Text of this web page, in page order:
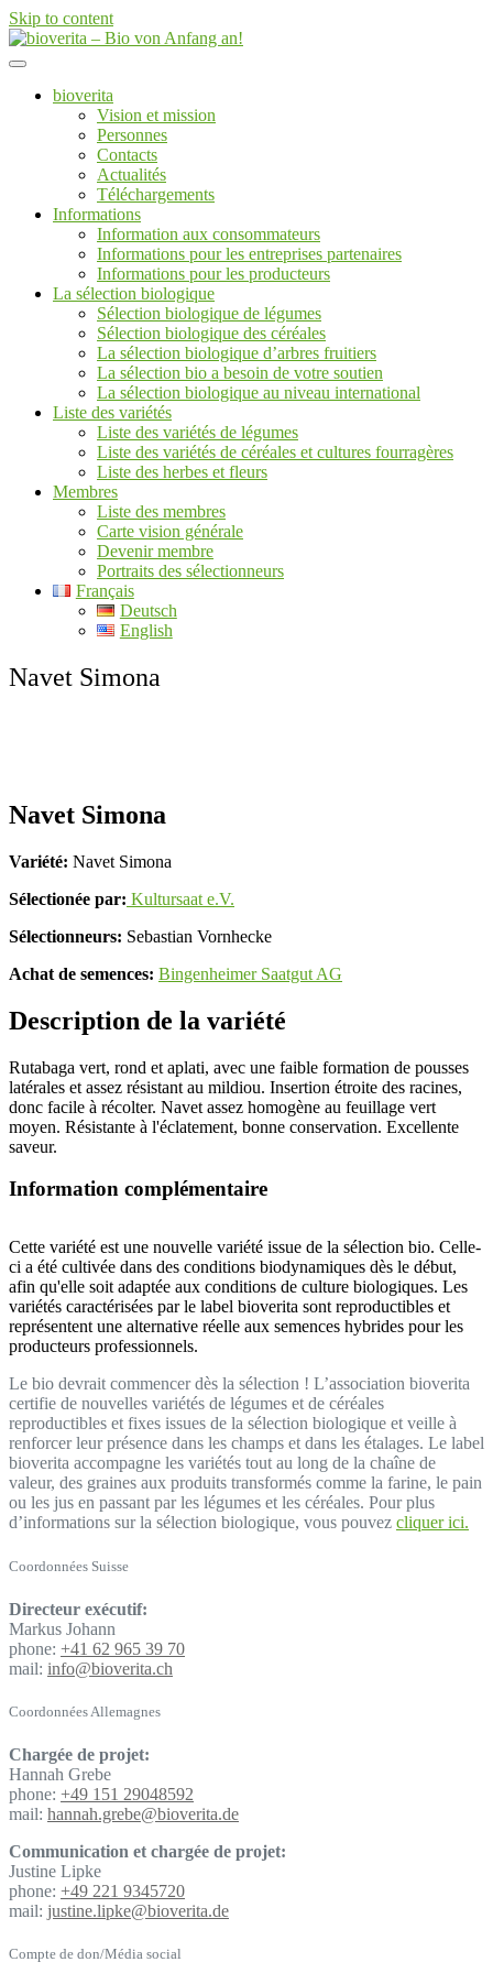
Skip to content
bioverita – Bio von Anfang an!
bioverita
Vision et mission
Personnes
Contacts
Actualités
Téléchargements
Informations
Information aux consommateurs
Informations pour les entreprises partenaires
Informations pour les producteurs
La sélection biologique
Sélection biologique de légumes
Sélection biologique des céréales
La sélection biologique d’arbres fruitiers
La sélection bio a besoin de votre soutien
La sélection biologique au niveau international
Liste des variétés
Liste des variétés de légumes
Liste des variétés de céréales et cultures fourragères
Liste des herbes et fleurs
Membres
Liste des membres
Carte vision générale
Devenir membre
Portraits des sélectionneurs
Français
Deutsch
English
Navet Simona
Navet Simona
Variété: Navet Simona
Sélectionée par: Kultursaat e.V.
Sélectionneurs: Sebastian Vornhecke
Achat de semences: Bingenheimer Saatgut AG
Description de la variété
Rutabaga vert, rond et aplati, avec une faible formation de pousses
latérales et assez résistant au mildiou. Insertion étroite des racines,
donc facile à récolter. Navet assez homogène au feuillage vert
moyen. Résistante à l'éclatement, bonne conservation. Excellente
saveur.
Information complémentaire
Cette variété est une nouvelle variété issue de la sélection bio. Celle-
ci a été cultivée dans des conditions biodynamiques dès le début,
afin qu'elle soit adaptée aux conditions de culture biologiques. Les
variétés caractérisées par le label bioverita sont reproductibles et
représentent une alternative réelle aux semences hybrides pour les
producteurs professionnels.
Le bio devrait commencer dès la sélection ! L’association bioverita
certifie de nouvelles variétés de légumes et de céréales
reproductibles et fixes issues de la sélection biologique et veille à
renforcer leur présence dans les champs et dans les étalages. Le label
bioverita accompagne les variétés tout au long de la chaîne de
valeur, des graines aux produits transformés comme la farine, le pain
ou les jus en passant par les légumes et les céréales. Pour plus
d’informations sur la sélection biologique, vous pouvez cliquer ici.
Coordonnées Suisse
Directeur exécutif:
Markus Johann
phone: +41 62 965 39 70
mail: info@bioverita.ch
Coordonnées Allemagnes
Chargée de projet:
Hannah Grebe
phone: +49 151 29048592
mail: hannah.grebe@bioverita.de
Communication et chargée de projet:
Justine Lipke
phone: +49 221 9345720
mail: justine.lipke@bioverita.de
Compte de don/Média social